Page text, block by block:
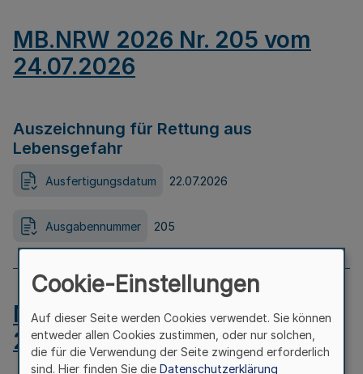
MB.NRW 2026 Nr. 205 vom
24.07.2026
Auszeichnung für Rettung aus
Lebensgefahr
Ausfertigungsdatum 22.07.2026
Ausgabennummer 205
MB.NRW 2026 Nr. 204 vom
24.07.2026
Cookie-Einstellungen
Auf dieser Seite werden Cookies verwendet. Sie können
entweder allen Cookies zustimmen, oder nur solchen,
die für die Verwendung der Seite zwingend erforderlich
sind. Hier finden Sie die Datenschutzerklärung